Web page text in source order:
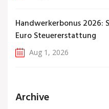
Handwerkerbonus 2026:
Euro Steuererstattung
Aug 1, 2026
Archive